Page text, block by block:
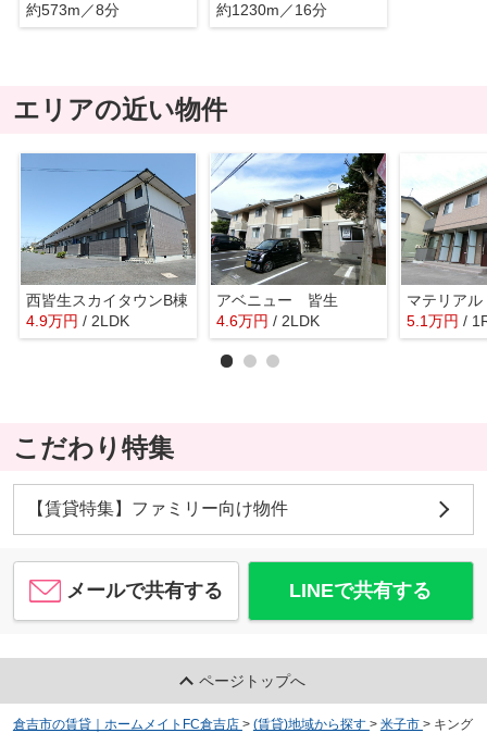
約573m／8分
約1230m／16分
エリアの近い物件
西皆生スカイタウンB棟
4.9万円 / 2LDK
アベニュー 皆生
4.6万円 / 2LDK
マテリアル
5.1万円 /
こだわり特集
【賃貸特集】ファミリー向け物件
メールで共有する LINEで共有する
ページトップへ
倉吉市の賃貸｜ホームメイトFC倉吉店 > (賃貸)地域から探す > 米子市 > キング